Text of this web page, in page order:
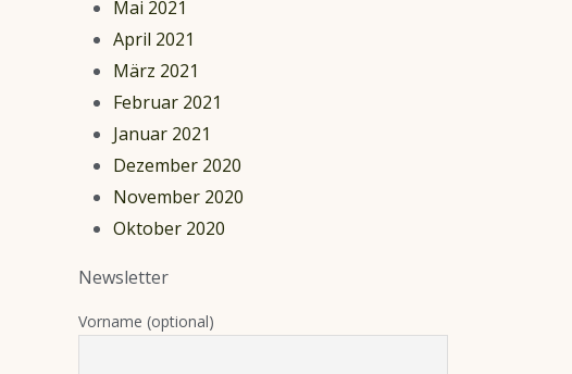
Mai 2021
April 2021
März 2021
Februar 2021
Januar 2021
Dezember 2020
November 2020
Oktober 2020
Newsletter
Vorname (optional)